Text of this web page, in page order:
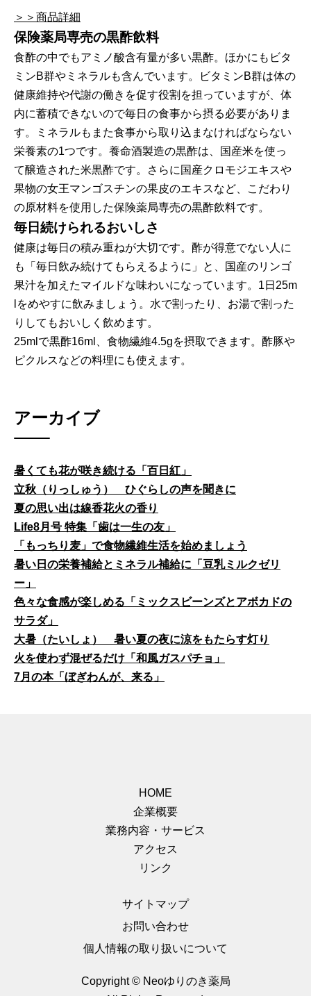
＞＞商品詳細
保険薬局専売の黒酢飲料
食酢の中でもアミノ酸含有量が多い黒酢。ほかにもビタ
ミンB群やミネラルも含んでいます。ビタミンB群は体の
健康維持や代謝の働きを促す役割を担っていますが、体
内に蓄積できないので毎日の食事から摂る必要がありま
す。ミネラルもまた食事から取り込まなければならない
栄養素の1つです。養命酒製造の黒酢は、国産米を使っ
て醸造された米黒酢です。さらに国産クロモジエキスや
果物の女王マンゴスチンの果皮のエキスなど、こだわり
の原材料を使用した保険薬局専売の黒酢飲料です。
毎日続けられるおいしさ
健康は毎日の積み重ねが大切です。酢が得意でない人に
も「毎日飲み続けてもらえるように」と、国産のリンゴ
果汁を加えたマイルドな味わいになっています。1日25m
lをめやすに飲みましょう。水で割ったり、お湯で割った
りしてもおいしく飲めます。
25mlで黒酢16ml、食物繊維4.5gを摂取できます。酢豚や
ピクルスなどの料理にも使えます。
アーカイブ
暑くても花が咲き続ける「百日紅」
立秋（りっしゅう） ひぐらしの声を聞きに
夏の思い出は線香花火の香り
Life8月号 特集「歯は一生の友」
「もっちり麦」で食物繊維生活を始めましょう
暑い日の栄養補給とミネラル補給に「豆乳ミルクゼリ
ー」
色々な食感が楽しめる「ミックスビーンズとアボカドの
サラダ」
大暑（たいしょ） 暑い夏の夜に涼をもたらす灯り
火を使わず混ぜるだけ「和風ガスパチョ」
7月の本「ぼぎわんが、来る」
HOME
企業概要
業務内容・サービス
アクセス
リンク
サイトマップ
お問い合わせ
個人情報の取り扱いについて
Copyright © Neoゆりのき薬局